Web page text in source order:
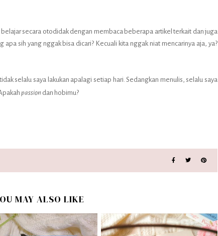
secara otodidak dengan membaca beberapa artikel terkait dan juga
sih yang nggak bisa dicari? Kecuali kita nggak niat mencarinya aja, ya?
selalu saya lakukan apalagi setiap hari. Sedangkan menulis, selalu saya
passion dan hobimu?
MAY ALSO LIKE